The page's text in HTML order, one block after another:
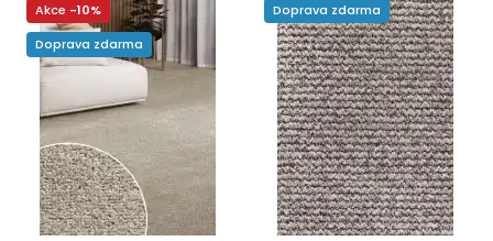
Akce -10%
Doprava zdarma
Doprava zdarma